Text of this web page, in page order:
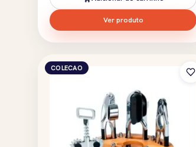
Ver produto
COLECAO